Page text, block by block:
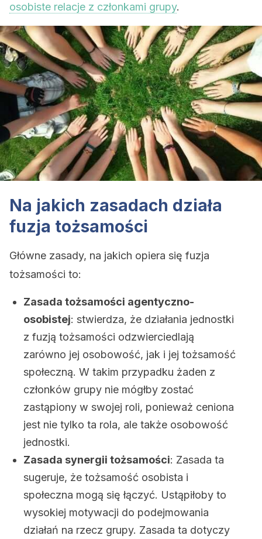
osobiste relacje z członkami grupy.
Na jakich zasadach działa
fuzja tożsamości
Główne zasady, na jakich opiera się fuzja
tożsamości to:
Zasada tożsamości agentyczno-
osobistej: stwierdza, że ​​działania jednostki
z fuzją tożsamości odzwierciedlają
zarówno jej osobowość, jak i jej tożsamość
społeczną. W takim przypadku żaden z
członków grupy nie mógłby zostać
zastąpiony w swojej roli, ponieważ ceniona
jest nie tylko ta rola, ale także osobowość
jednostki.
Zasada synergii tożsamości: Zasada ta
sugeruje, że tożsamość osobista i
społeczna mogą się łączyć. Ustąpiłoby to
wysokiej motywacji do podejmowania
działań na rzecz grupy. Zasada ta dotyczy